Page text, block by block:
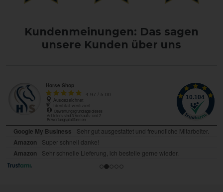
Kundenmeinungen: Das sagen
unsere Kunden über uns